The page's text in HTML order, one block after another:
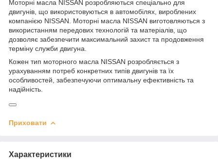
Моторні масла NISSAN розробляються спеціально для
двигунів, що використовуються в автомобілях, вироблених
компанією NISSAN. Моторні масла NISSAN виготовляються з
використанням передових технологій та матеріалів, що
дозволяє забезпечити максимальний захист та продовження
терміну служби двигуна.
Кожен тип моторного масла NISSAN розробляється з
урахуванням потреб конкретних типів двигунів та їх
особливостей, забезпечуючи оптимальну ефективність та
надійність.
Приховати
Характеристики